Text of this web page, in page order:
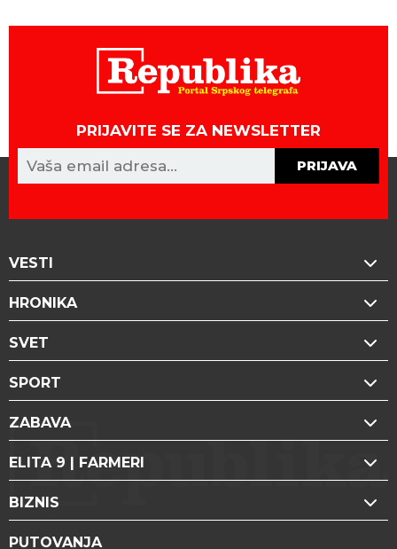
PRIJAVITE SE ZA NEWSLETTER
PRIJAVA
VESTI
HRONIKA
SVET
SPORT
ZABAVA
ELITA 9 | FARMERI
BIZNIS
PUTOVANJA